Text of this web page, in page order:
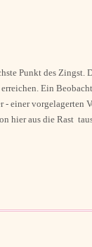
Punkt des Zingst.
erreichen. Ein
- einer vorgelagerten
hier aus die Rast